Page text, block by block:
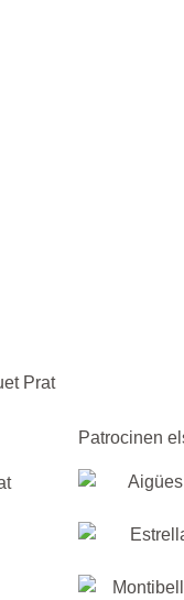
Patrocinen